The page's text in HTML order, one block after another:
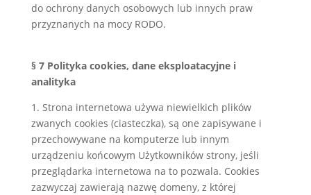
do ochrony danych osobowych lub innych praw
przyznanych na mocy RODO.
§ 7 Polityka cookies, dane eksploatacyjne i
analityka
1. Strona internetowa używa niewielkich plików
zwanych cookies (ciasteczka), są one zapisywane i
przechowywane na komputerze lub innym
urządzeniu końcowym Użytkowników strony, jeśli
przeglądarka internetowa na to pozwala. Cookies
zazwyczaj zawierają nazwę domeny, z której